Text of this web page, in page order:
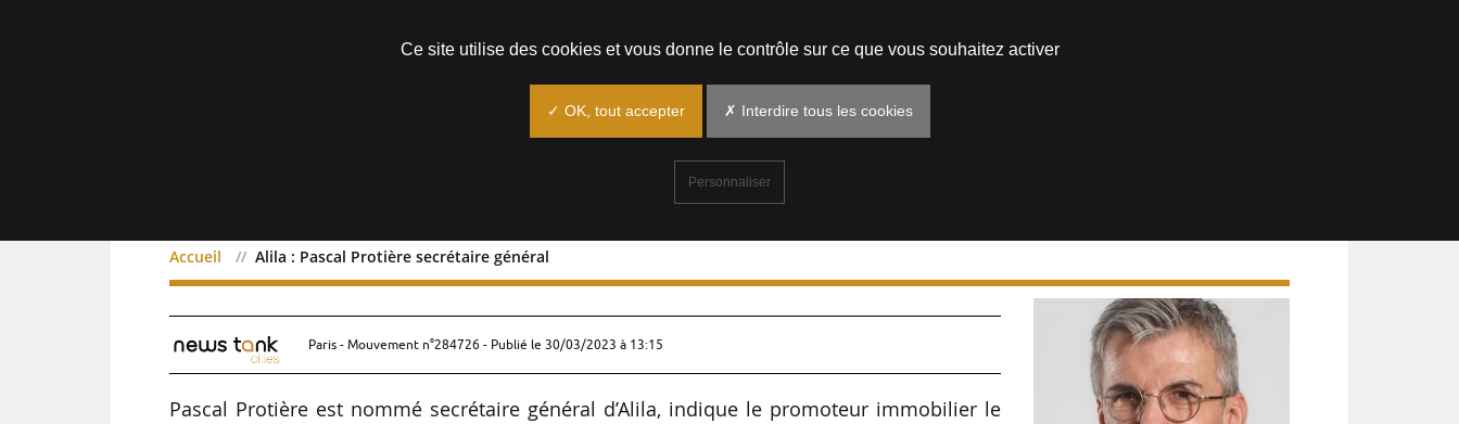
Accueil Alila : Pascal Protière secrétaire général
Alila : Pascal Protière secrétaire général
Paris - Mouvement n°284726 - Publié le 30/03/2023 à 13:15
Pascal Protière est nommé secrétaire général d’Alila, indique le promoteur immobilier le
Ce site utilise des cookies et vous donne le contrôle sur ce que vous souhaitez activer
✓ OK, tout accepter ✗ Interdire tous les cookies
Personnaliser